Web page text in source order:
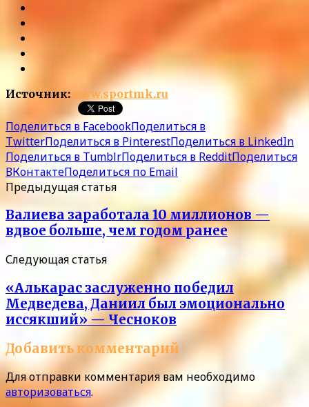
Источник:www.sportmk.ru
Поделиться в FacebookПоделиться в
TwitterПоделиться в PinterestПоделиться в LinkedIn
Поделиться в TumblrПоделиться в RedditПоделиться
ВКонтактеПоделиться по Email
Предыдущая статья
Валиева заработала 10 миллионов —
вдвое больше, чем годом ранее
Следующая статья
«Алькарас заслуженно победил
Медведева, Даниил был эмоционально
иссякший» — Чесноков
Добавить комментарий
Для отправки комментария вам необходимо
авторизоваться.